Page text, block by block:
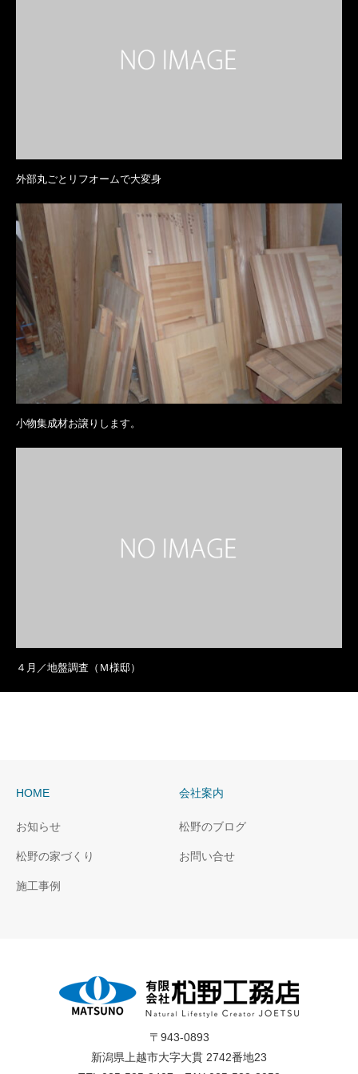
外部丸ごとリフオームで大変身
小物集成材お譲りします。
４月／地盤調査（Ｍ様邸）
HOME
お知らせ
松野の家づくり
施工事例
会社案内
松野のブログ
お問い合せ
〒943-0893
新潟県上越市大字大貫 2742番地23